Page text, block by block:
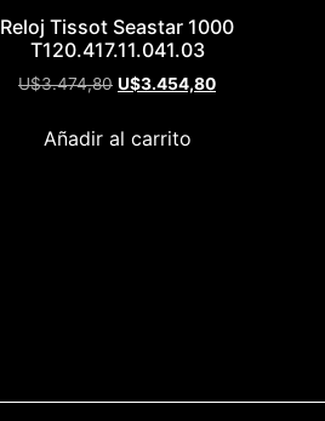
Reloj Tissot Seastar 1000
T120.417.11.041.03
U$3.474,80 U$3.454,80
Añadir al carrito